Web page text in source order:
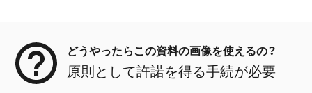
どうやったらこの資料の画像を使えるの？
原則として許諾を得る手続が必要